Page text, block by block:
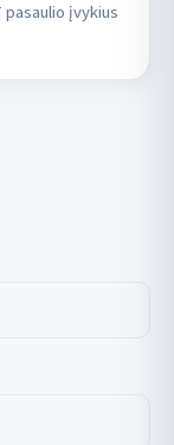
įvykius